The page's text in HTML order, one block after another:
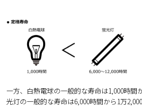
一方、白熱電球の一般的な寿命は1,000時間
光灯の一般的な寿命は6,000時間から1万